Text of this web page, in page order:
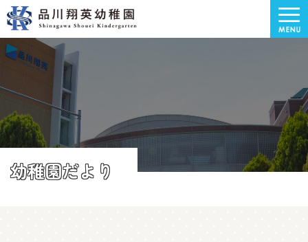
幼稚園だより